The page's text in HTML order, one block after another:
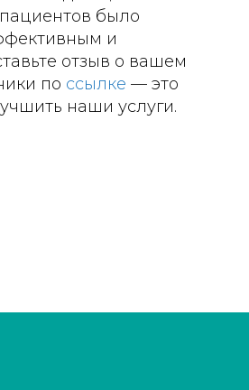
было
и
отзыв о вашем
по ссылке — это
наши услуги.